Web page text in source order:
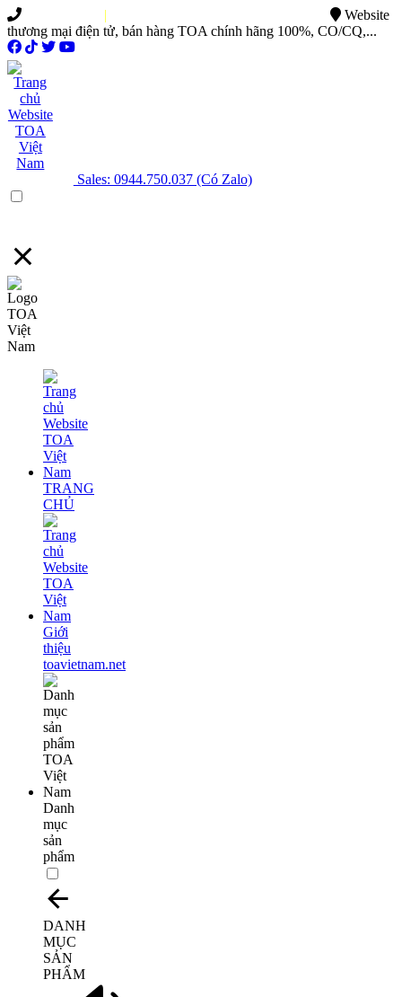
|
Website
thương mại điện tử, bán hàng TOA chính hãng 100%, CO/CQ,...
Sales: 0944.750.037 (Có Zalo)
TRANG
CHỦ
Giới
thiệu
toavietnam.net
Danh
mục
sản
phẩm
DANH
MỤC
SẢN
PHẨM